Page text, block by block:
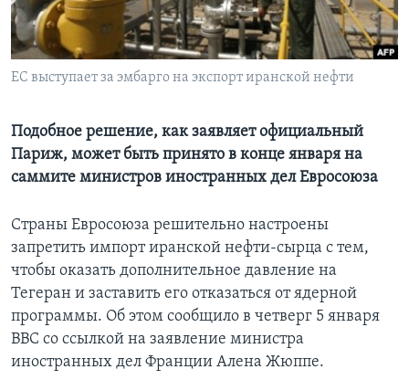
Learning English
СОЦИАЛЬНЫЕ СЕТИ
Языки
ЕС выступает за эмбарго на экспорт иранской нефти
Подобное решение, как заявляет официальный
Париж, может быть принято в конце января на
саммите министров иностранных дел Евросоюза
Страны Евросоюза решительно настроены
запретить импорт иранской нефти-сырца с тем,
чтобы оказать дополнительное давление на
Тегеран и заставить его отказаться от ядерной
программы. Об этом сообщило в четверг 5 января
ВВС со ссылкой на заявление министра
иностранных дел Франции Алена Жюппе.